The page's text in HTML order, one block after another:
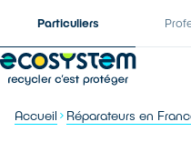
Particuliers
Accueil Réparateurs en